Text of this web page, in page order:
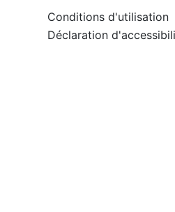
Conditions d'utilisation
Déclaration